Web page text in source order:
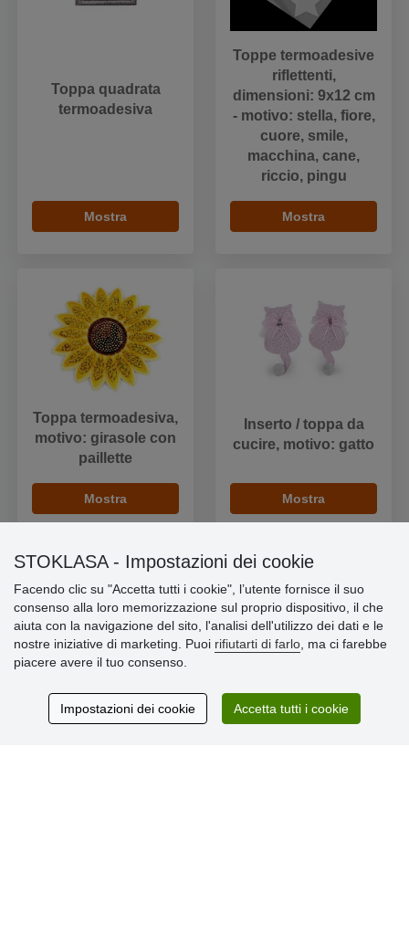
Toppa quadrata
termoadesiva
Mostra
Toppe termoadesive
riflettenti,
dimensioni: 9x12 cm
- motivo: stella, fiore,
cuore, smile,
macchina, cane,
riccio, pingu
Mostra
Toppa termoadesiva,
motivo: girasole con
paillette
Mostra
Inserto / toppa da
cucire, motivo: gatto
Mostra
Informazioni importanti
» Impostazioni dei cookie
» Termini & Condizioni
» Consegna e pagamento
» Garanzia e resi
STOKLASA - Impostazioni dei cookie
Facendo clic su "Accetta tutti i cookie", l’utente fornisce il suo
consenso alla loro memorizzazione sul proprio dispositivo, il che
aiuta con la navigazione del sito, l'analisi dell'utilizzo dei dati e le
nostre iniziative di marketing. Puoi rifiutarti di farlo , ma ci farebbe
piacere avere il tuo consenso.
Impostazioni dei cookie Accetta tutti i cookie